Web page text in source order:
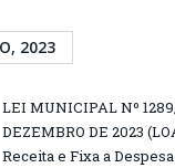
2023
LEI MUNICIPAL Nº
DEZEMBRO DE 2023
Receita e Fixa a